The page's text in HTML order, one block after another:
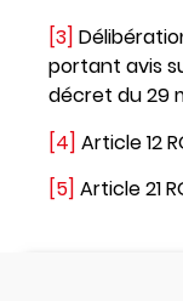
[3]
portant avis
décret du 29
[4] Article 12
[5] Article 21